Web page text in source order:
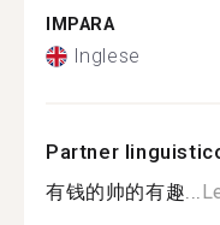
IMPARA
Inglese
Partner
有钱的帅的有趣...